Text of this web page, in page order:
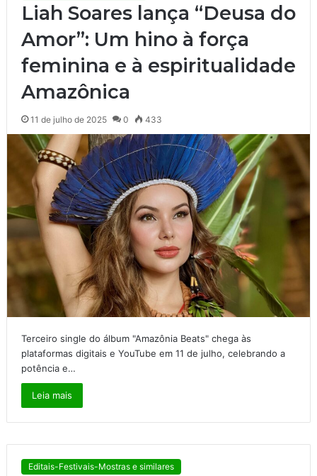
Liah Soares lança “Deusa do
Amor”: Um hino à força
feminina e à espiritualidade
Amazônica
11 de julho de 2025 0 433
Terceiro single do álbum "Amazônia Beats" chega às
plataformas digitais e YouTube em 11 de julho, celebrando a
potência e…
Leia mais
Editais-Festivais-Mostras e similares